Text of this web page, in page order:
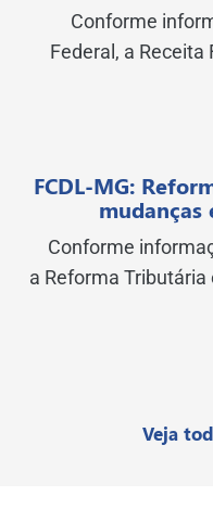
Conforme
Federal, a Receita
FCDL-MG:
mudanças
Conforme
a Reforma
Veja